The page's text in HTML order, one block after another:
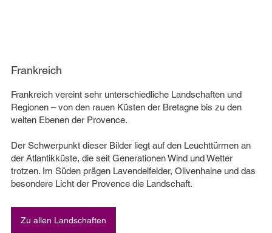
Frankreich
Frankreich vereint sehr unterschiedliche Landschaften und
Regionen – von den rauen Küsten der Bretagne bis zu den
weiten Ebenen der Provence.
Der Schwerpunkt dieser Bilder liegt auf den Leuchttürmen an
der Atlantikküste, die seit Generationen Wind und Wetter
trotzen. Im Süden prägen Lavendelfelder, Olivenhaine und das
besondere Licht der Provence die Landschaft.
Zu allen Landschaften